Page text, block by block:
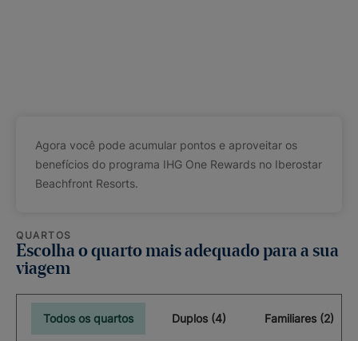
Agora você pode acumular pontos e aproveitar os
benefícios do programa IHG One Rewards no Iberostar
Beachfront Resorts.
QUARTOS
Escolha o quarto mais adequado para a sua
viagem
Todos os quartos Duplos (4) Familiares (2)